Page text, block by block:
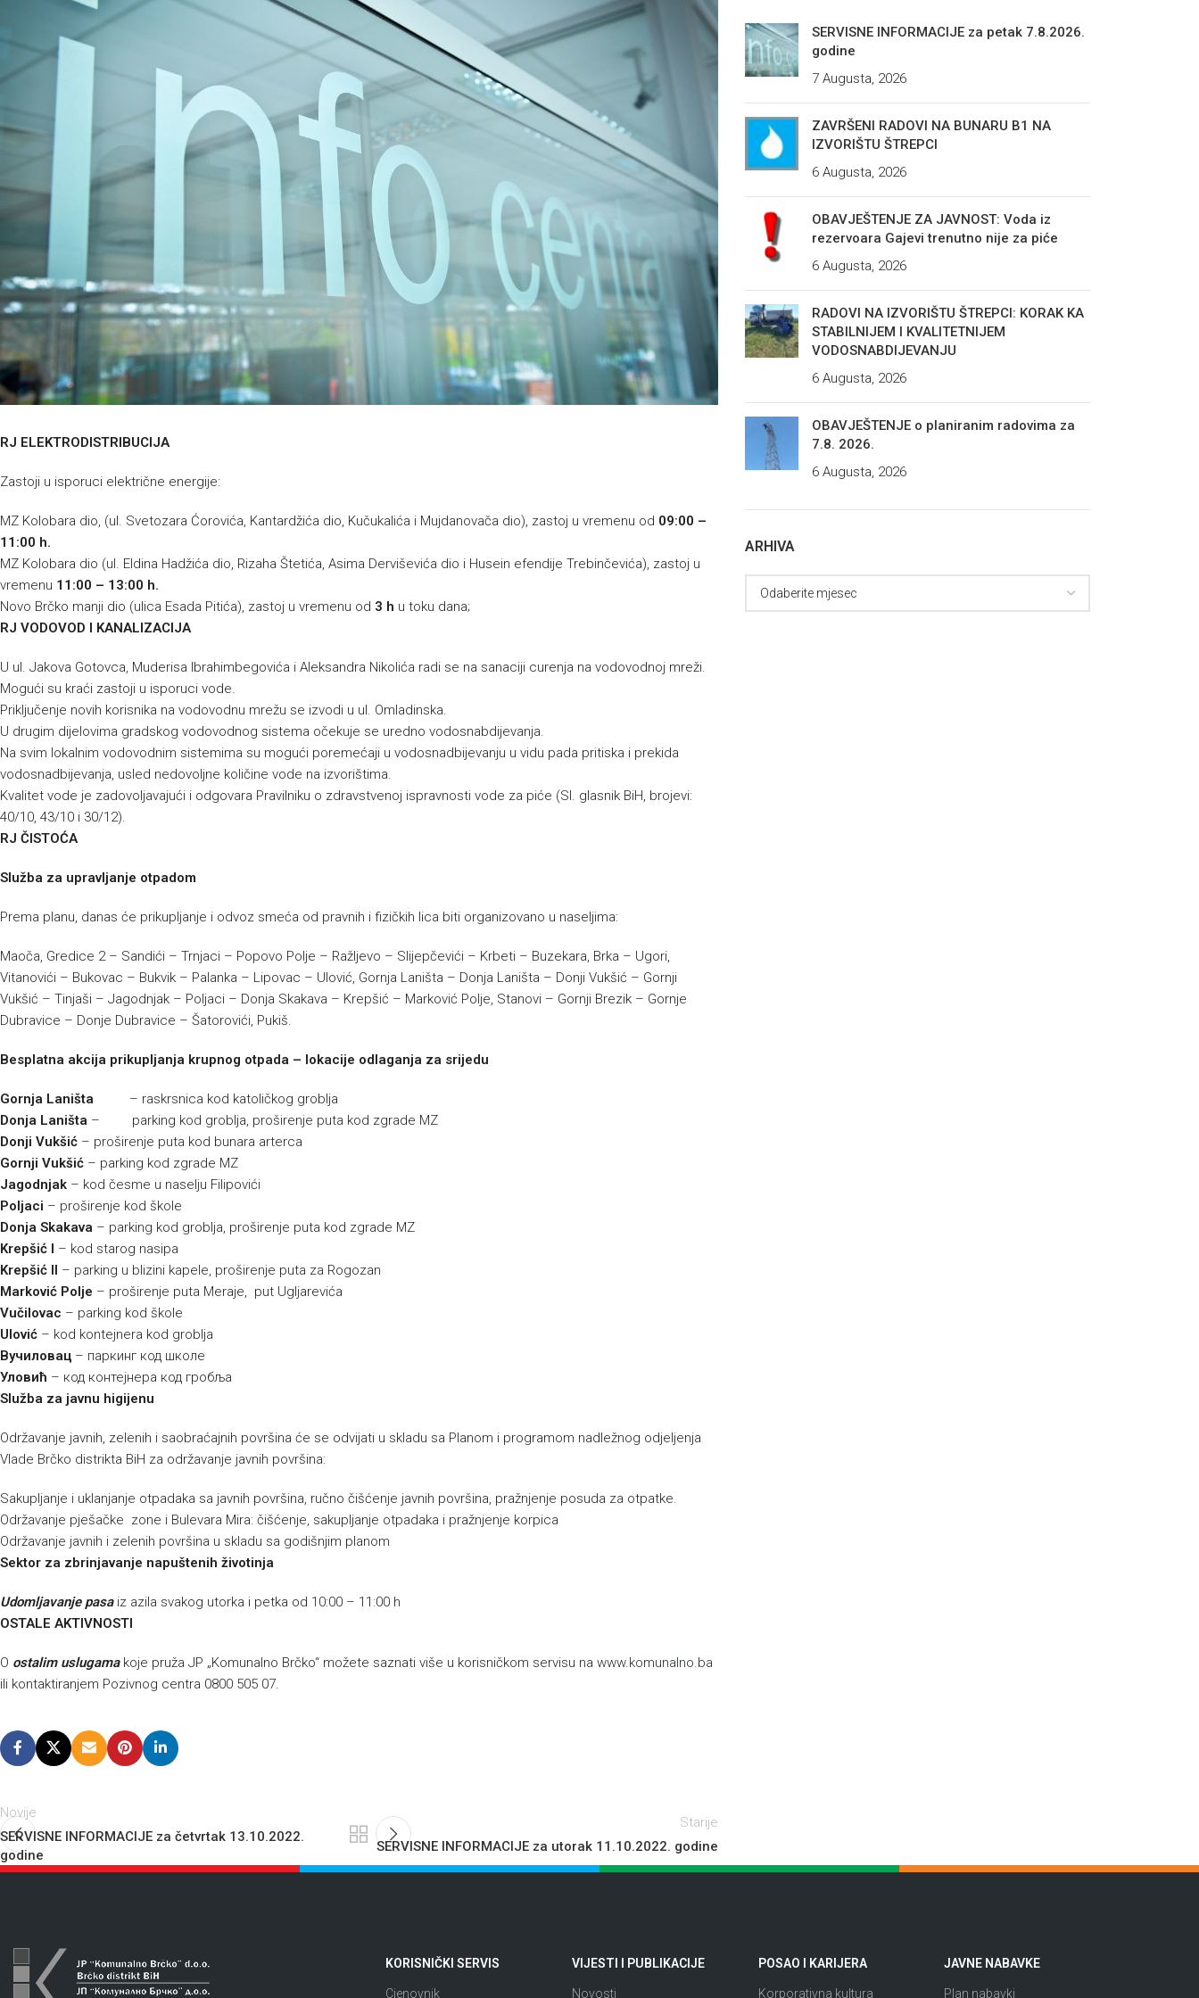
RJ ELEKTRODISTRIBUCIJA
Zastoji u isporuci električne energije:
MZ Kolobara dio, (ul. Svetozara Ćorovića, Kantardžića dio, Kučukalića i Mujdanovača dio), zastoj u vremenu od 09:00 –
11:00 h.
MZ Kolobara dio (ul. Eldina Hadžića dio, Rizaha Štetića, Asima Derviševića dio i Husein efendije Trebinčevića), zastoj u
vremenu 11:00 – 13:00 h.
Novo Brčko manji dio (ulica Esada Pitića), zastoj u vremenu od 3 h u toku dana;
RJ VODOVOD I KANALIZACIJA
U ul. Jakova Gotovca, Muderisa Ibrahimbegovića i Aleksandra Nikolića radi se na sanaciji curenja na vodovodnoj mreži.
Mogući su kraći zastoji u isporuci vode.
Priključenje novih korisnika na vodovodnu mrežu se izvodi u ul. Omladinska.
U drugim dijelovima gradskog vodovodnog sistema očekuje se uredno vodosnabdijevanja.
Na svim lokalnim vodovodnim sistemima su mogući poremećaji u vodosnadbijevanju u vidu pada pritiska i prekida
vodosnadbijevanja, usled nedovoljne količine vode na izvorištima.
Kvalitet vode je zadovoljavajući i odgovara Pravilniku o zdravstvenoj ispravnosti vode za piće (Sl. glasnik BiH, brojevi:
40/10, 43/10 i 30/12).
RJ ČISTOĆA
Služba za upravljanje otpadom
Prema planu, danas će prikupljanje i odvoz smeća od pravnih i fizičkih lica biti organizovano u naseljima:
Maoča, Gredice 2 – Sandići – Trnjaci – Popovo Polje – Ražljevo – Slijepčevići – Krbeti – Buzekara, Brka – Ugori,
Vitanovići – Bukovac – Bukvik – Palanka – Lipovac – Ulović, Gornja Laništa – Donja Laništa – Donji Vukšić – Gornji
Vukšić – Tinjaši – Jagodnjak – Poljaci – Donja Skakava – Krepšić – Marković Polje, Stanovi – Gornji Brezik – Gornje
Dubravice – Donje Dubravice – Šatorovići, Pukiš.
Besplatna akcija prikupljanja krupnog otpada – lokacije odlaganja za srijedu
Gornja Laništa – raskrsnica kod katoličkog groblja
Donja Laništa – parking kod groblja, proširenje puta kod zgrade MZ
Donji Vukšić – proširenje puta kod bunara arterca
Gornji Vukšić – parking kod zgrade MZ
Jagodnjak – kod česme u naselju Filipovići
Poljaci – proširenje kod škole
Donja Skakava – parking kod groblja, proširenje puta kod zgrade MZ
Krepšić I
– kod starog nasipa
Krepšić II
– parking u blizini kapele, proširenje puta za Rogozan
Marković Polje – proširenje puta Meraje, put Ugljarevića
Vučilovac – parking kod škole
Ulović – kod kontejnera kod groblja
Вучиловац – паркинг код школе
Уловић – код контејнера код гробља
Služba za javnu higijenu
Održavanje javnih, zelenih i saobraćajnih površina će se odvijati u skladu sa Planom i programom nadležnog odjeljenja
Vlade Brčko distrikta BiH za održavanje javnih površina:
Sakupljanje i uklanjanje otpadaka sa javnih površina, ručno čišćenje javnih površina, pražnjenje posuda za otpatke.
Održavanje pješačke zone i Bulevara Mira: čišćenje, sakupljanje otpadaka i pražnjenje korpica
Održavanje javnih i zelenih površina u skladu sa godišnjim planom
Sektor za zbrinjavanje napuštenih životinja
Udomljavanje pasaiz azila svakog utorka i petka od 10:00 – 11:00 h
OSTALE AKTIVNOSTI
O ostalim uslugamakoje pruža JP „Komunalno Brčko“ možete saznati više u korisničkom servisu na www.komunalno.ba
ili kontaktiranjem Pozivnog centra 0800 505 07.
Novije
SERVISNE INFORMACIJE za četvrtak 13.10.2022.
godine
Starije
SERVISNE INFORMACIJE za utorak 11.10.2022. godine
SERVISNE INFORMACIJE za petak 7.8.2026.
godine
7 Augusta, 2026
ZAVRŠENI RADOVI NA BUNARU B1 NA
IZVORIŠTU ŠTREPCI
6 Augusta, 2026
OBAVJEŠTENJE ZA JAVNOST: Voda iz
rezervoara Gajevi trenutno nije za piće
6 Augusta, 2026
RADOVI NA IZVORIŠTU ŠTREPCI: KORAK KA
STABILNIJEM I KVALITETNIJEM
VODOSNABDIJEVANJU
6 Augusta, 2026
OBAVJEŠTENJE o planiranim radovima za
7.8. 2026.
6 Augusta, 2026
ARHIVA
KORISNIČKI SERVIS
Cjenovnik
VIJESTI I PUBLIKACIJE
Novosti
POSAO I KARIJERA
Korporativna kultura
JAVNE NABAVKE
Plan nabavki